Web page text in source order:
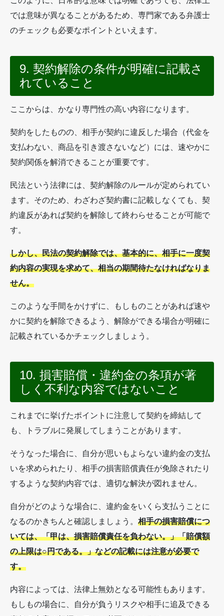
では意味が異なることがあるため、専門家である弁護士
のチェックも必要なポイントといえます。
9. 契約解除の条件が明確に記載さ
れていること
ここからは、かなり専門性の高い内容になります。
契約をしたものの、相手が契約に違反した場合（代金を
支払わない、商品を引き渡さないなど）には、速やかに
契約関係を解消できることが重要です。
民法という法律には、契約解除のルールが定められてい
ます。そのため、わざわざ契約書に記載しなくても、契
約違反があれば契約を解除して終わらせることが可能で
す。
しかし、民法の契約解除では、基本的に、相手に一度契
約内容の実現を求めて、相当の期間待たなければなりま
せん。
このような手間をかけずに、もしものことがあれば速や
かに契約を解除できるよう、解除ができる場合が明確に
記載されているかチェックしましょう。
10. 損害賠償・違約金の条項が著
しく不利な内容ではないこと
これまでに挙げたポイントに注意して契約を締結して
も、トラブルに発展してしまうことがあります。
そうなった場合に、自分が思いもよらない違約金の支払
いを求められたり、相手の損害賠償責任が免除されたり
するような契約内容では、適切な解決が図れません。
自分がどのような場合に、違約金をいくら支払うことに
なるのかきちんと確認しましょう。 相手の損害賠償につ
いては、「甲は、損害賠償責任を負わない。」「賠償額
の上限は○円である。」などの記載には注意が必要で
す。
内容によっては、法律上無効となる可能性もあります。
もしもの場合に、自分が負うリスクや相手に追及できる